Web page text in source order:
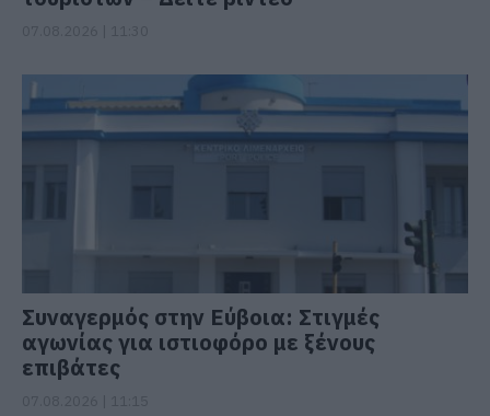
Συναγερμός στην Εύβοια: Στιγμές
αγωνίας για ιστιοφόρο με ξένους
επιβάτες